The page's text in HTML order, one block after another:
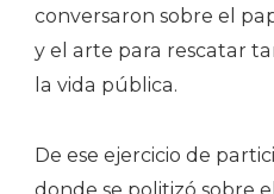
conversaron sobre el
y el arte para rescatar
la vida pública.
De ese ejercicio de